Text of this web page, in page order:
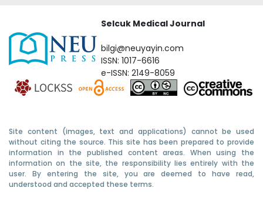
Selcuk Medical Journal
bilgi@neuyayin.com
ISSN: 1017-6616
e-ISSN: 2149-8059
Site content (images, text and applications) cannot be used
without citing the source. This site has been prepared to provide
information in the published content areas. When using the
information on the site, the responsibility lies entirely with the
user. By entering the site, you are deemed to have read,
understood and accepted these terms.